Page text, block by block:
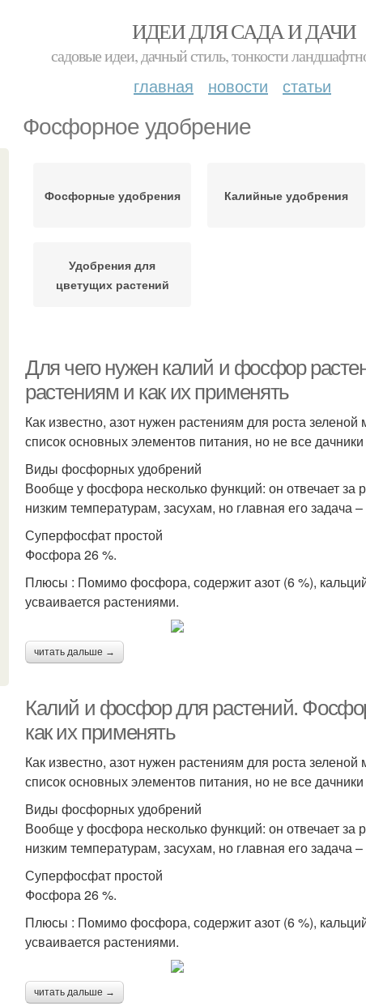
ИДЕИ ДЛЯ САДА И ДАЧИ
садовые идеи, дачный стиль, тонкости
главная новости статьи
Фосфорное удобрение
Фосфорные удобрения Калийные удобрения
Удобрения для
цветущих растений
Для чего нужен калий и фосфор
растениям и как их применять
Как известно, азот нужен растениям для роста
список основных элементов питания, но не все
Виды фосфорных удобрений
Вообще у фосфора несколько функций: он отвечает за
низким температурам, засухам, но главная его задача
Суперфосфат простой
Фосфора 26 %.
Плюсы : Помимо фосфора, содержит азот (6 %),
усваивается растениями.
читать дальше →
Калий и фосфор для растений.
как их применять
Как известно, азот нужен растениям для роста
список основных элементов питания, но не все
Виды фосфорных удобрений
Вообще у фосфора несколько функций: он отвечает за
низким температурам, засухам, но главная его задача
Суперфосфат простой
Фосфора 26 %.
Плюсы : Помимо фосфора, содержит азот (6 %),
усваивается растениями.
читать дальше →